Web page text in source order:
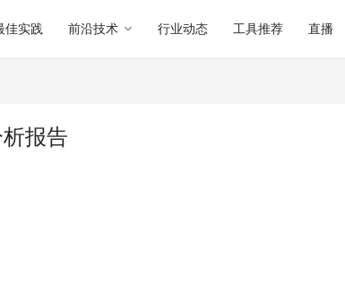
佳实践 前沿技术 行业动态 工具推荐 直播
报告